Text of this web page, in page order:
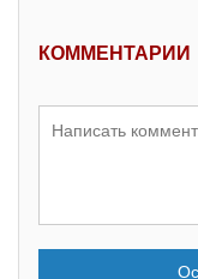
КОММЕНТАРИИ